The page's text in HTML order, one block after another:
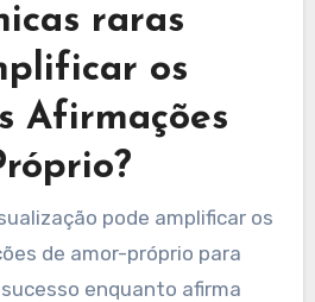
raras
os
Afirmações
pode amplificar os
de amor-próprio para
enquanto afirma